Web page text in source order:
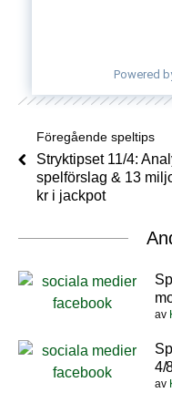
Powered
Föregående speltips
Stryktipset 11/4:
spelförslag & 13
kr i jackpot
av
4/
av